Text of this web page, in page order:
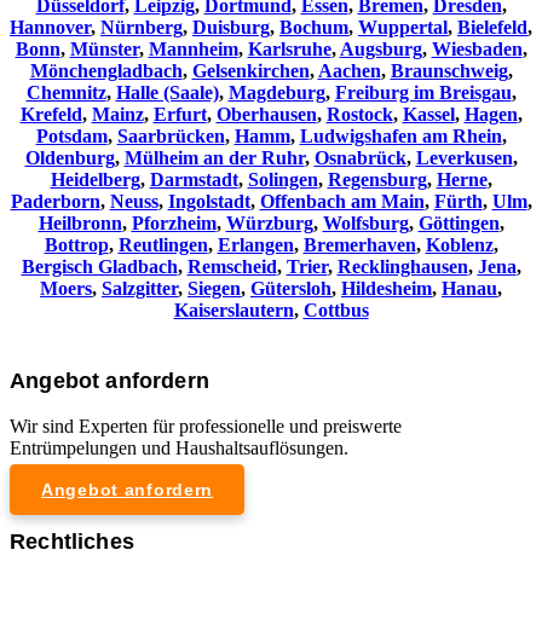
Düsseldorf, Leipzig, Dortmund, Essen, Bremen, Dresden,
Hannover, Nürnberg, Duisburg, Bochum, Wuppertal, Bielefeld,
Bonn, Münster, Mannheim, Karlsruhe, Augsburg, Wiesbaden,
Mönchengladbach, Gelsenkirchen, Aachen, Braunschweig,
Chemnitz⁠, Halle (Saale), Magdeburg, Freiburg im Breisgau,
Krefeld, Mainz, Erfurt, Oberhausen, Rostock, Kassel, Hagen,
Potsdam, Saarbrücken, Hamm, Ludwigshafen am Rhein,
Oldenburg, Mülheim an der Ruhr, Osnabrück, Leverkusen,
Heidelberg, Darmstadt, Solingen, Regensburg, Herne,
Paderborn, Neuss, Ingolstadt, Offenbach am Main, Fürth, Ulm,
Heilbronn, Pforzheim, Würzburg, Wolfsburg, Göttingen,
Bottrop, Reutlingen, Erlangen, Bremerhaven, Koblenz,
Bergisch Gladbach, Remscheid, Trier, Recklinghausen, Jena,
Moers, Salzgitter, Siegen, Gütersloh, Hildesheim, Hanau,
Kaiserslautern, Cottbus
Angebot anfordern
Wir sind Experten für professionelle und preiswerte
Entrümpelungen und Haushaltsauflösungen.
Angebot anfordern
Rechtliches